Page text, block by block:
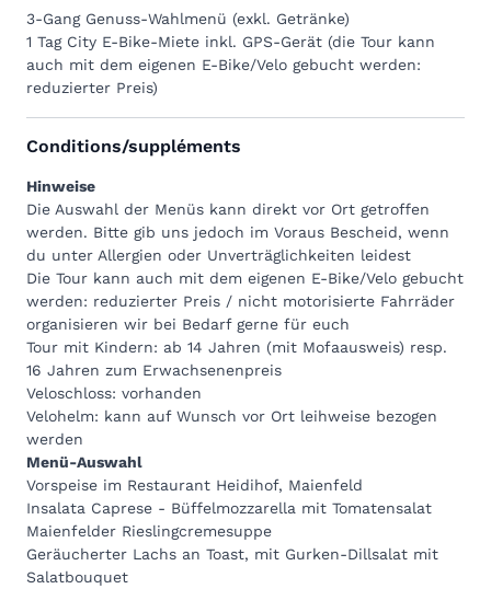
Distanz: 25,1 km
Höhenmeter:+208 m / -208 m
Schwierigkeitsgrad:
mittel
Karte mit Höhenprofil
3-Gang Genuss-Wahlmenü (exkl. Getränke)
1 Tag City E-Bike-Miete inkl. GPS-Gerät (die Tour kann
auch mit dem eigenen E-Bike/Velo gebucht werden:
reduzierter Preis)
Conditions/suppléments
Hinweise
Die Auswahl der Menüs kann direkt vor Ort getroffen
werden. Bitte gib uns jedoch im Voraus Bescheid, wenn
du unter Allergien oder Unverträglichkeiten leidest
Die Tour kann auch mit dem eigenen E-Bike/Velo gebucht
werden: reduzierter Preis / nicht motorisierte Fahrräder
organisieren wir bei Bedarf gerne für euch
Tour mit Kindern: ab 14 Jahren (mit Mofaausweis) resp.
16 Jahren zum Erwachsenenpreis
Veloschloss: vorhanden
Velohelm: kann auf Wunsch vor Ort leihweise bezogen
werden
Menü-Auswahl
Vorspeise im Restaurant Heidihof, Maienfeld
Insalata Caprese - Büffelmozzarella mit Tomatensalat
Maienfelder Rieslingcremesuppe
Geräucherter Lachs an Toast, mit Gurken-Dillsalat mit
Salatbouquet